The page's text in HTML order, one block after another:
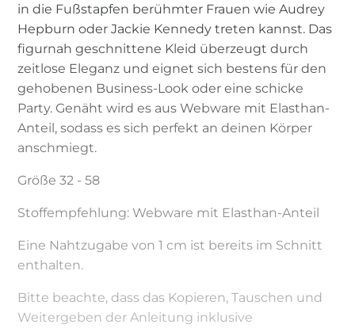
in die Fußstapfen berühmter Frauen wie Audrey
Hepburn oder Jackie Kennedy treten kannst. Das
figurnah geschnittene Kleid überzeugt durch
zeitlose Eleganz und eignet sich bestens für den
gehobenen Business-Look oder eine schicke
Party. Genäht wird es aus Webware mit Elasthan-
Anteil, sodass es sich perfekt an deinen Körper
anschmiegt.
Größe 32 - 58
Stoffempfehlung: Webware mit Elasthan-Anteil
Eine Nahtzugabe von 1 cm ist bereits im Schnitt
enthalten.
Bitte beachte, dass das Kopieren, Tauschen und
Weitergeben der Anleitung inklusive